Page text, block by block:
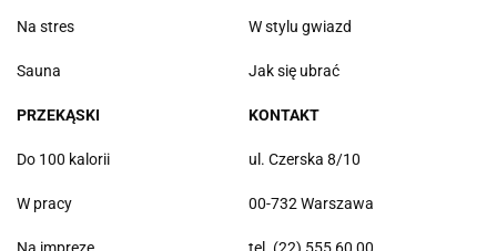
Na stres
Sauna
W stylu gwiazd
Jak się ubrać
PRZEKĄSKI
Do 100 kalorii
W pracy
KONTAKT
ul. Czerska 8/10
00-732 Warszawa